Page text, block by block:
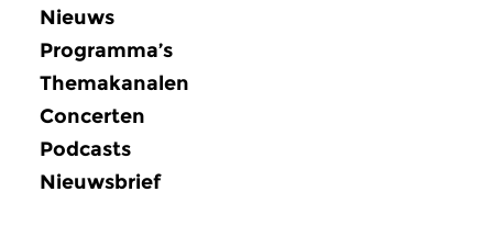
Nieuws
Programma’s
Themakanalen
Concerten
Podcasts
Nieuwsbrief